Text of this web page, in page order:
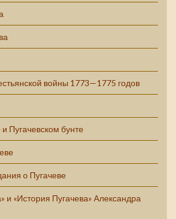
войны 1773—1775 годов
Пугачевском бунте
о Пугачеве
и «История Пугачева» Александра